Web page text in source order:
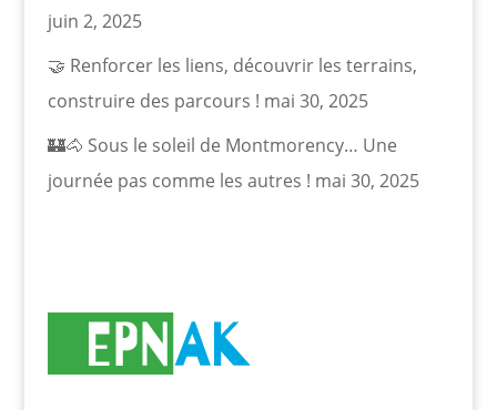
juin 2, 2025
🤝 Renforcer les liens, découvrir les terrains,
construire des parcours ! mai 30, 2025
🏰🐴 Sous le soleil de Montmorency… Une
journée pas comme les autres ! mai 30, 2025